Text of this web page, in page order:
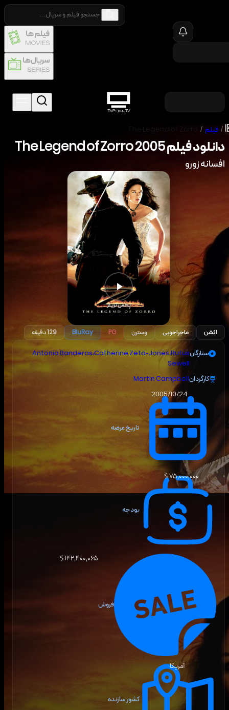
/ فیلم /
دانلود فیلم2005
The Legend of Zorro
افسانه زورو
پخش تریلر
اکشن ماجراجویی وسترن PG
BluRay 129 دقیقه
ستارگان Antonio Banderas،Catherine Zeta-Jones،Rufus
Sewell
کارگردانMartin Campbell
تاریخ عرضه
2005/10/24
بودجه
۷۵٬۰۰۰٬۰۰۰ $
فروش
۱۴۲٬۴۰۰٬۰۶۵ $
کشور سازنده
آمریکا